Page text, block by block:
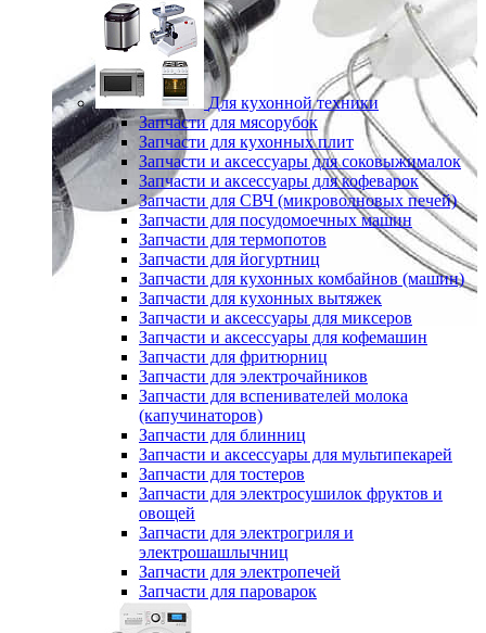
Для кухонной техники
Запчасти для мясорубок
Запчасти для кухонных плит
Запчасти и аксессуары для соковыжималок
Запчасти и аксессуары для кофеварок
Запчасти для СВЧ (микроволновых печей)
Запчасти для посудомоечных машин
Запчасти для термопотов
Запчасти для йогуртниц
Запчасти для кухонных комбайнов (машин)
Запчасти для кухонных вытяжек
Запчасти и аксессуары для миксеров
Запчасти и аксессуары для кофемашин
Запчасти для фритюрниц
Запчасти для электрочайников
Запчасти для вспенивателей молока
(капучинаторов)
Запчасти для блинниц
Запчасти и аксессуары для мультипекарей
Запчасти для тостеров
Запчасти для электросушилок фруктов и
овощей
Запчасти для электрогриля и
электрошашлычниц
Запчасти для электропечей
Запчасти для пароварок